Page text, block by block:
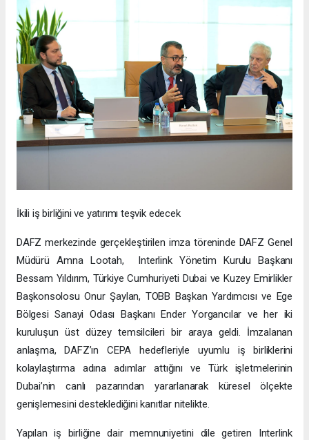
İkili iş birliğini ve yatırımı teşvik edecek
DAFZ merkezinde gerçekleştirilen imza töreninde DAFZ Genel
Müdürü Amna Lootah, Interlink Yönetim Kurulu Başkanı
Bessam Yıldırım, Türkiye Cumhuriyeti Dubai ve Kuzey Emirlikler
Başkonsolosu Onur Şaylan, TOBB Başkan Yardımcısı ve Ege
Bölgesi Sanayi Odası Başkanı Ender Yorgancılar ve her iki
kuruluşun üst düzey temsilcileri bir araya geldi. İmzalanan
anlaşma, DAFZ’ın CEPA hedefleriyle uyumlu iş birliklerini
kolaylaştırma adına adımlar attığını ve Türk işletmelerinin
Dubai’nin canlı pazarından yararlanarak küresel ölçekte
genişlemesini desteklediğini kanıtlar nitelikte.
Yapılan iş birliğine dair memnuniyetini dile getiren Interlink